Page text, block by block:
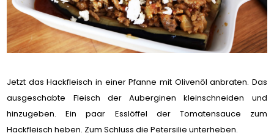
Jetzt das Hackfleisch in einer Pfanne mit Olivenöl anbraten. Das
ausgeschabte Fleisch der Auberginen kleinschneiden und
hinzugeben. Ein paar Esslöffel der Tomatensauce zum
Hackfleisch heben. Zum Schluss die Petersilie unterheben.